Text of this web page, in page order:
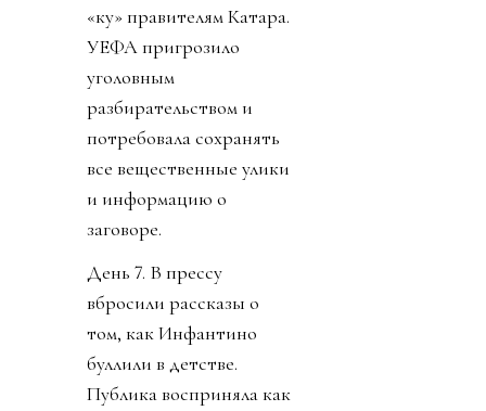
«ку» правителям Катара.
УЕФА пригрозило
уголовным
разбирательством и
потребовала сохранять
все вещественные улики
и информацию о
заговоре.
День 7. В прессу
вбросили рассказы о
том, как Инфантино
буллили в детстве.
Публика восприняла как